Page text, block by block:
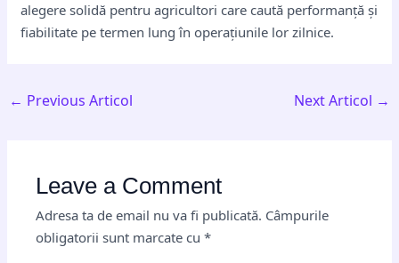
alegere solidă pentru agricultori care caută performanță și
fiabilitate pe termen lung în operațiunile lor zilnice.
← Previous Articol Next Articol →
Leave a Comment
Adresa ta de email nu va fi publicată. Câmpurile
obligatorii sunt marcate cu*